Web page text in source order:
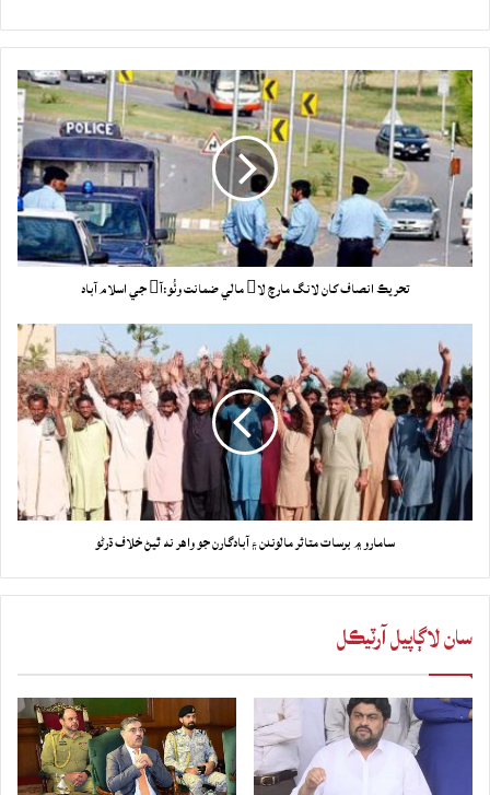
تحريڪ انصاف کان لانگ مارچ لا مالي ضمانت وٺُو:آ جي اسلام آباد
سامارو ۾ برسات متاثر مالوندن ۽ آبادگارن جو واهر نه ٿيڻ خلاف ڌرڻو
سان لاڳاپيل آرٽيڪل